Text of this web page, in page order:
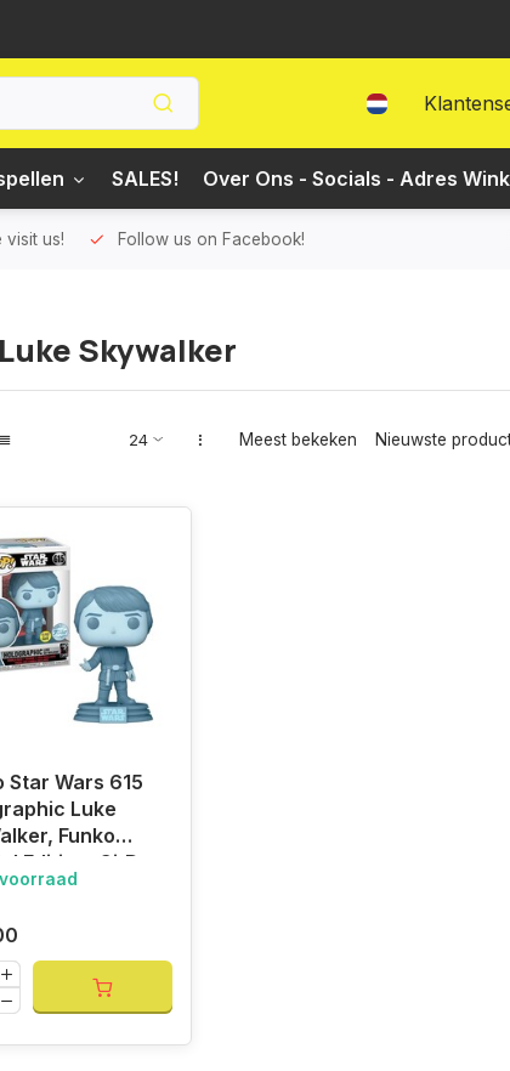
SALES! Over Ons - Socials - Adres
visit us! Follow us on Facebook!
Skywalker
Meest bekeken Nieuwste
Star Wars 615
Luke
Funko
Edition, GitD
the Dark